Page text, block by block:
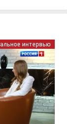
интервью